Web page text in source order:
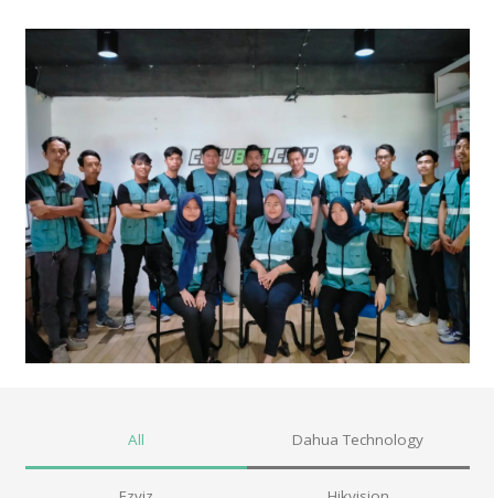
All Dahua Technology